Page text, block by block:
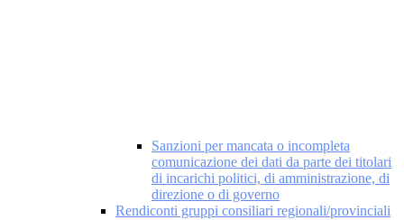
Sanzioni per mancata o incompleta
comunicazione dei dati da parte dei titolari
di incarichi politici, di amministrazione, di
direzione o di governo
Rendiconti gruppi consiliari regionali/provinciali